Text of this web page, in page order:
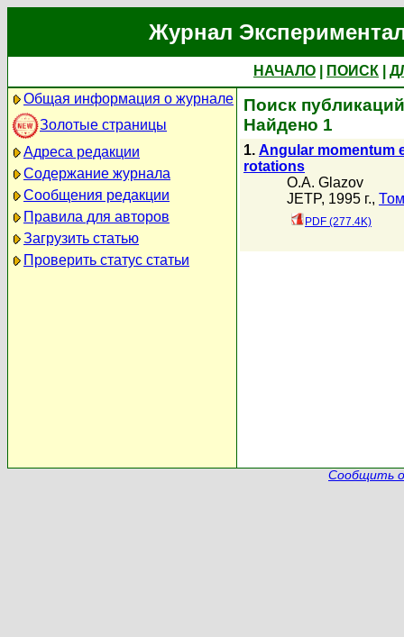
Журнал
НАЧАЛО ПОИСК
Общая информация о журнале
Золотые страницы
Адреса редакции
Содержание журнала
Сообщения редакции
Правила для авторов
Загрузить статью
Проверить статус статьи
Поиск
Найдено 1
1. Angular momentum
rotations
O.A. Glazov
JETP, 1995 г.,
PDF (277.4K)
Сообщить о